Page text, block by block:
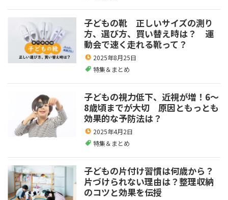
子どもの靴 正しいサイズの測り
方、選び方、買い替え時は？ 運
動会で速く走れる靴って？
2025年8月25日
特集＆まとめ
子どもの視力低下、近視が増！6～
8歳頃までが大切 原因ともっとも
効果的な予防法は？
2025年4月2日
特集＆まとめ
子どもの片付け習慣は何歳から？
片づけられない理由は？整理収納
のコツと効果を伝授